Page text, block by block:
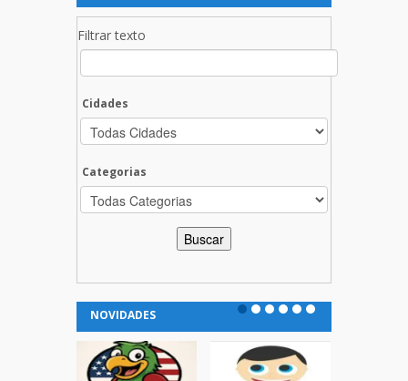
Filtrar texto
Cidades
Categorias
NOVIDADES